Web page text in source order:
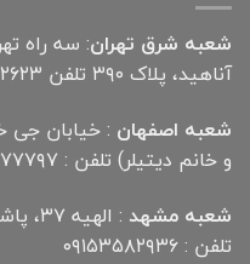
شعبه شرق تهران: سه راه
آناهید، پلاک ۳۹۰ تلفن ۰۹۳۵۷۶۵۲۶۲۳
شعبه اصفهان
و خانم دیتیلر) تلفن : ۰۹۱۳۵۴۷۷۷۹۷
شعبه مشهد
تلفن : ۰۹۱۵۳۵۸۲۹۳۶